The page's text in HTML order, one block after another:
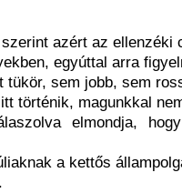
azért az ellenzéki
egyúttal arra
sem jobb, sem
történik, magunkkal
elmondja,
a kettős